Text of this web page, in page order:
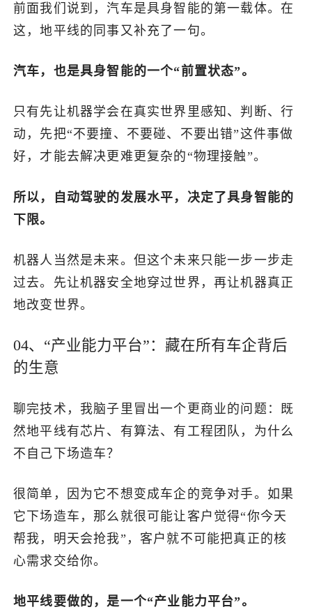
前面我们说到，汽车是具身智能的第一载体。在
这，地平线的同事又补充了一句。
汽车，也是具身智能的一个“前置状态”。
只有先让机器学会在真实世界里感知、判断、行
动，先把“不要撞、不要碰、不要出错”这件事做
好，才能去解决更难更复杂的“物理接触”。
所以，自动驾驶的发展水平，决定了具身智能的
下限。
机器人当然是未来。但这个未来只能一步一步走
过去。先让机器安全地穿过世界，再让机器真正
地改变世界。
04、“产业能力平台”：藏在所有车企背后
的生意
聊完技术，我脑子里冒出一个更商业的问题：既
然地平线有芯片、有算法、有工程团队，为什么
不自己下场造车？
很简单，因为它不想变成车企的竞争对手。如果
它下场造车，那么就很可能让客户觉得“你今天
帮我，明天会抢我”，客户就不可能把真正的核
心需求交给你。
地平线要做的，是一个“产业能力平台”。